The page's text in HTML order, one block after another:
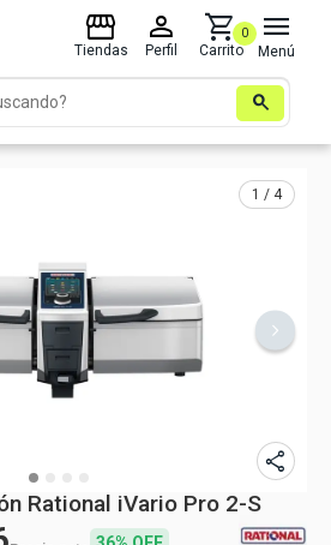
search
storefront
Tiendas
person
Perfil
shopping_cart
Carrito
0 menu
Menú
1 / 4
share
Rational iVario Pro 2-S